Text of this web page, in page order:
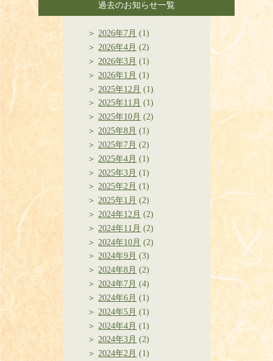
過去のお知らせ一覧
2026年7月 (1)
2026年4月 (2)
2026年3月 (1)
2026年1月 (1)
2025年12月 (1)
2025年11月 (1)
2025年10月 (2)
2025年8月 (1)
2025年7月 (2)
2025年4月 (1)
2025年3月 (1)
2025年2月 (1)
2025年1月 (2)
2024年12月 (2)
2024年11月 (2)
2024年10月 (2)
2024年9月 (3)
2024年8月 (2)
2024年7月 (4)
2024年6月 (1)
2024年5月 (1)
2024年4月 (1)
2024年3月 (2)
2024年2月 (1)